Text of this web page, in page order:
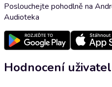
Poslouchejte pohodlně na
Audioteka
Hodnocení